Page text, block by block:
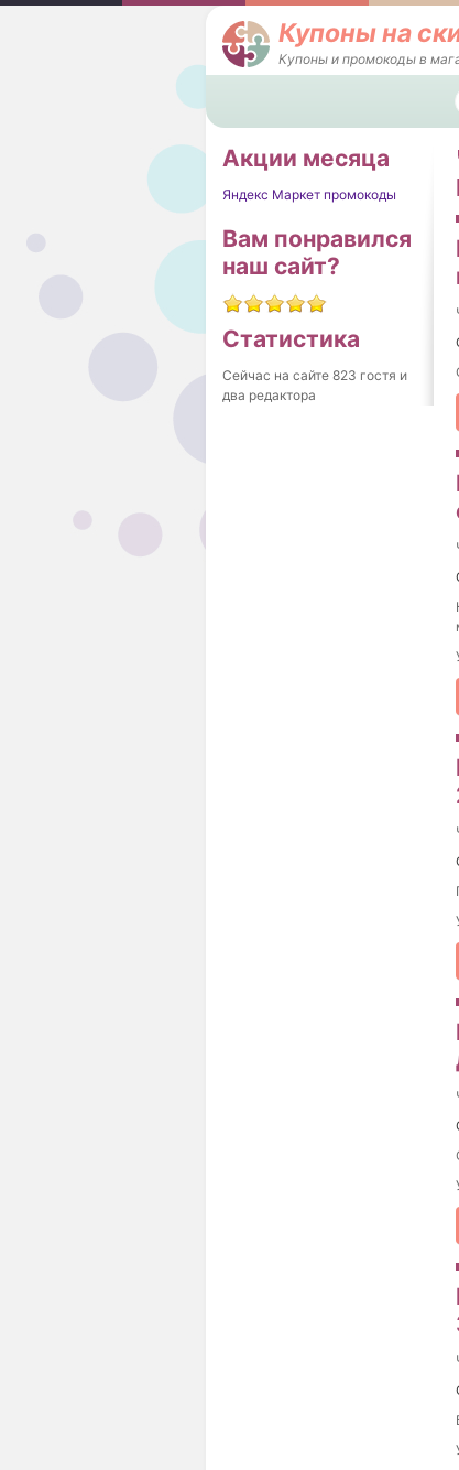
Купоны на
Купоны и промокоды в
Акции месяца
Яндекс Маркет промокоды
Вам понравился
наш сайт?
Статистика
Сейчас на сайте 823 гостя и
два редактора